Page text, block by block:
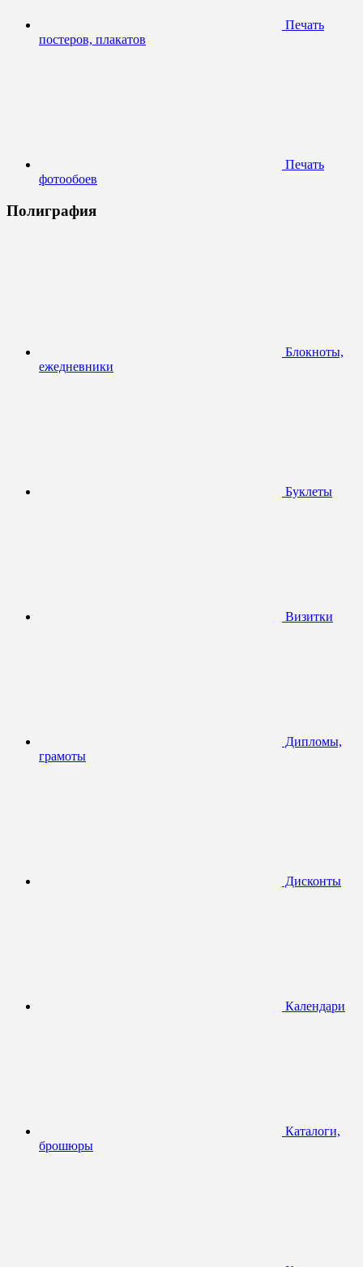
Печать
постеров, плакатов
Печать
фотообоев
Полиграфия
Блокноты,
ежедневники
Буклеты
Визитки
Дипломы,
грамоты
Дисконты
Календари
Каталоги,
брошюры